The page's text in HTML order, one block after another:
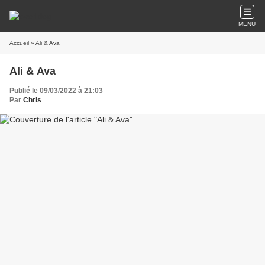
MENU
Accueil » Ali & Ava
Ali & Ava
Publié le 09/03/2022 à 21:03
Par Chris